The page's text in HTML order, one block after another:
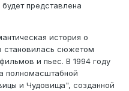
представлена
история о
становилась сюжетом
и пьес. В 1994 году
полномасштабной
и Чудовища", созданной